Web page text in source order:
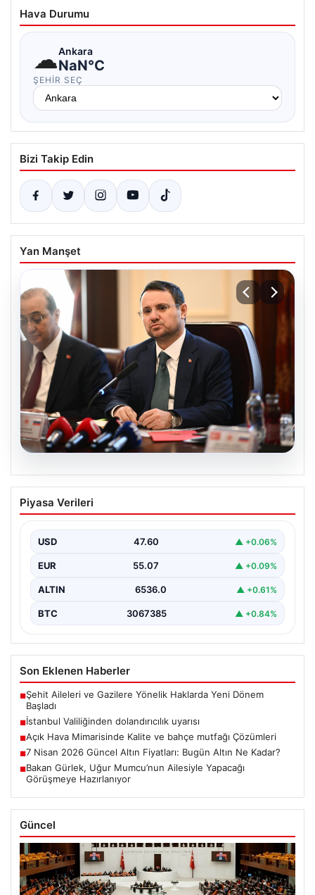
Hava Durumu
☁Ankara
NaN°C
ŞEHIR SEÇ
Bizi Takip Edin
Yan Manşet
03.08.2026
konuda anlaşmaya vardı!
Trabzonspor, Süper Lig’in yeni sezonuna güçlü bir
adımla başlamak üzere önemli bir transfere imza…
Piyasa Verileri
USD 47.60 ▲ +0.06%
EUR 55.07 ▲ +0.09%
ALTIN 6536.0 ▲ +0.61%
BTC 3067385 ▲ +0.84%
Son Eklenen Haberler
■ Şehit Aileleri ve Gazilere Yönelik Haklarda Yeni Dönem
Başladı
■İstanbul Valiliğinden dolandırıcılık uyarısı
Açık Hava Mimarisinde Kalite ve bahçe mutfağı Çözümleri
■7 Nisan 2026 Güncel Altın Fiyatları: Bugün Altın Ne Kadar?
■Bakan Gürlek, Uğur Mumcu’nun Ailesiyle Yapacağı
Görüşmeye Hazırlanıyor
Güncel
05/08/2026